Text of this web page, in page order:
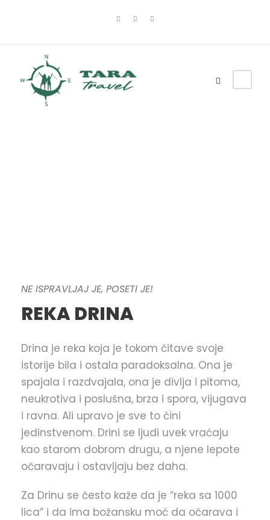
NE ISPRAVLJAJ JE, POSETI JE!
REKA DRINA
Drina je reka koja je tokom čitave svoje
istorije bila i ostala paradoksalna. Ona je
spajala i razdvajala, ona je divlja i pitoma,
neukrotiva i poslušna, brza i spora, vijugava
i ravna. Ali upravo je sve to čini
jedinstvenom. Drini se ljudi uvek vraćaju
kao starom dobrom drugu, a njene lepote
očaravaju i ostavljaju bez daha.
Za Drinu se često kaže da je “reka sa 1000
lica” i da ima božansku moć da očarava i